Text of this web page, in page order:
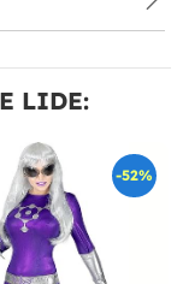
LIDE:
-52%